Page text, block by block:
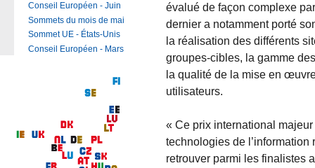
évalué de façon complexe
dernier a notamment porté
la réalisation des différents
groupes-cibles, la gamme
la qualité de la mise en
utilisateurs.
« Ce prix international
technologies de
retrouver parmi les finalistes
Conseil Européen - Juin
Sommets du mois de mai
Sommet UE - États-Unis
Conseil Européen - Mars